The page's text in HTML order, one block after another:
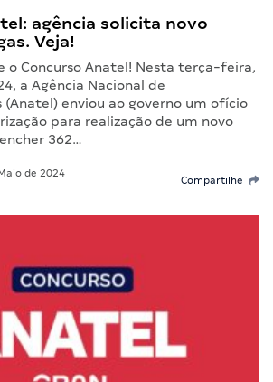
agência solicita novo
Veja!
o Concurso Anatel! Nesta terça-feira,
a Agência Nacional de
(Anatel) enviou ao governo um ofício
para realização de um novo
362…
de 2024
Compartilhe